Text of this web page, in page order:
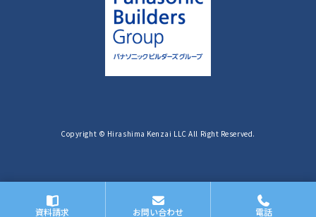
Copyright © Hirashima Kenzai LLC All Right Reserved.
資料請求 お問い合わせ 電話